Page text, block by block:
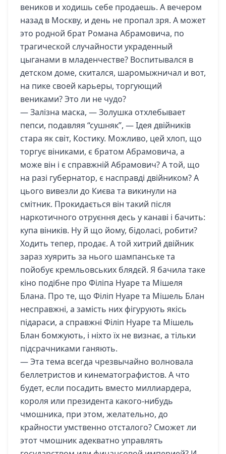
веников и ходишь себе продаешь. А вечером
назад в Москву, и день не пропал зря. А может
это родной брат Романа Абрамовича, по
трагической случайности украденный
цыганами в младенчестве? Воспитывался в
детском доме, скитался, шаромыжничал и вот,
на пике своей карьеры, торгующий
вениками? Это ли не чудо?
— Залізна маска, — Золушка отхлебывает
пепси, подавляя “сушняк”, — Ідея двійників
стара як світ, Костику. Можливо, цей хлоп, що
торгує віниками, є братом Абрамовича, а
може він і є справжній Абрамович? А той, що
на разі губернатор, є насправді двійником? А
цього вивезли до Києва та викинули на
смітник. Прокидається він такий після
наркотичного отруєння десь у канаві і бачить:
купа віників. Ну й що йому, бідоласі, робити?
Ходить тепер, продає. А той хитрий двійник
зараз хуярить за нього шампанське та
пойобує кремльовських блядєй. Я бачила таке
кіно подібне про Філіпа Нуаре та Мішеля
Блана. Про те, що Філіп Нуаре та Мішель Блан
несправжні, а замість них фігурують якісь
підараси, а справжні Філіп Нуаре та Мішель
Блан бомжують, і ніхто їх не визнає, а тільки
підсрачниками ганяють.
— Эта тема всегда чрезвычайно волновала
беллетристов и кинематографистов. А что
будет, если посадить вместо миллиардера,
короля или президента какого-нибудь
чмошника, при этом, желательно, до
крайности умственно отсталого? Сможет ли
этот чмошник адекватно управлять